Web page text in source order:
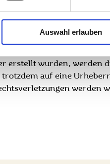
Auswahl erlauben
auf diesen Seiten
außerhalb der Grenzen
dieser Seite sind
erstellt wurden, werden
trotzdem auf eine
werden